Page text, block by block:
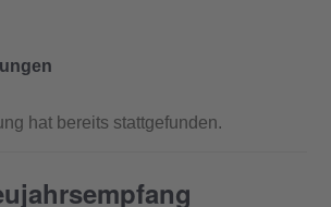
hat bereits stattgefunden.